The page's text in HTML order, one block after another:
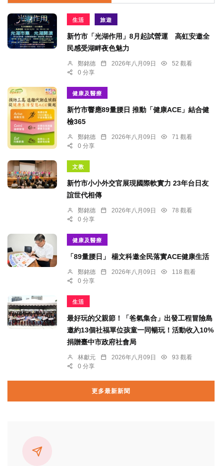
生活 旅遊
新竹市「光湖作用」8月起試營運 高虹安邀全
民感受湖畔夜色魅力
鄭銘德 2026年八月09日
52 觀看
0 分享
健康及醫療
新竹市響應89量腰日 推動「健康ACE」結合健
檢365
鄭銘德 2026年八月09日
71 觀看
0 分享
文教
新竹市小小外交官展現國際軟實力 23年台日友
誼世代相傳
鄭銘德 2026年八月09日
78 觀看
0 分享
健康及醫療
「89量腰日」 楊文科邀全民落實ACE健康生活
鄭銘德 2026年八月09日
118 觀看
0 分享
生活
最好玩的父親節！「爸氣集合」出發工程冒險島
邀約13個社福單位孩童一同暢玩！活動收入10%
捐贈臺中市政府社會局
林獻元 2026年八月09日
93 觀看
0 分享
更多最新新聞